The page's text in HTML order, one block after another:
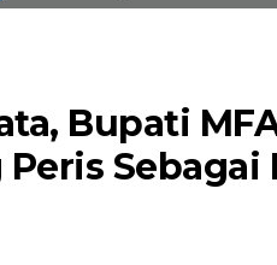
Bupati
Sebagai